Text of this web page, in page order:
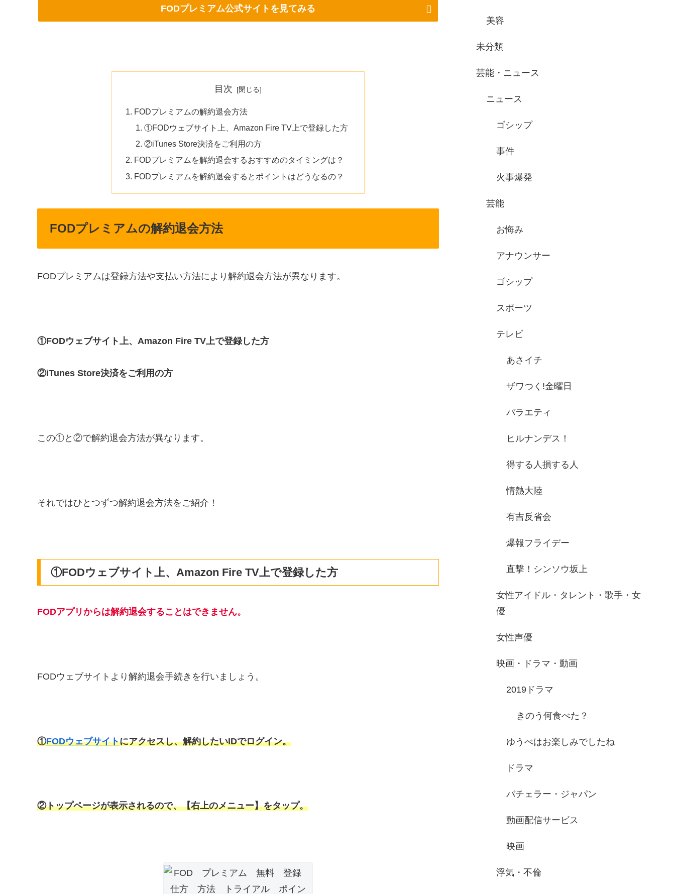
FODプレミアム公式サイトを見てみる
目次
FODプレミアムの解約退会方法
①FODウェブサイト上、Amazon Fire TV上で登録した方
②iTunes Store決済をご利用の方
FODプレミアムを解約退会するおすすめのタイミングは？
FODプレミアムを解約退会するとポイントはどうなるの？
FODプレミアムの解約退会方法
FODプレミアムは登録方法や支払い方法により解約退会方法が異なります。
①FODウェブサイト上、Amazon Fire TV上で登録した方
②iTunes Store決済をご利用の方
この①と②で解約退会方法が異なります。
それではひとつずつ解約退会方法をご紹介！
①FODウェブサイト上、Amazon Fire TV上で登録した方
FODアプリからは解約退会することはできません。
FODウェブサイトより解約退会手続きを行いましょう。
①FODウェブサイトにアクセスし、解約したいIDでログイン。
②トップページが表示されるので、【右上のメニュー】をタップ。
美容
未分類
芸能・ニュース
ニュース
ゴシップ
事件
火事爆発
芸能
お悔み
アナウンサー
ゴシップ
スポーツ
テレビ
あさイチ
ザワつく!金曜日
バラエティ
ヒルナンデス！
得する人損する人
情熱大陸
有吉反省会
爆報フライデー
直撃！シンソウ坂上
女性アイドル・タレント・歌手・女
優
女性声優
映画・ドラマ・動画
2019ドラマ
きのう何食べた？
ゆうべはお楽しみでしたね
ドラマ
バチェラー・ジャパン
動画配信サービス
映画
浮気・不倫